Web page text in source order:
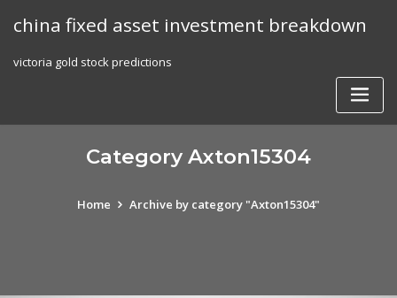
china fixed asset investment breakdown
victoria gold stock predictions
Category Axton15304
Home Archive by category "Axton15304"